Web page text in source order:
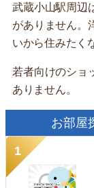
武蔵小山駅周辺
がありません。
いから住みたく
若者向けのショ
ありません。
お部屋